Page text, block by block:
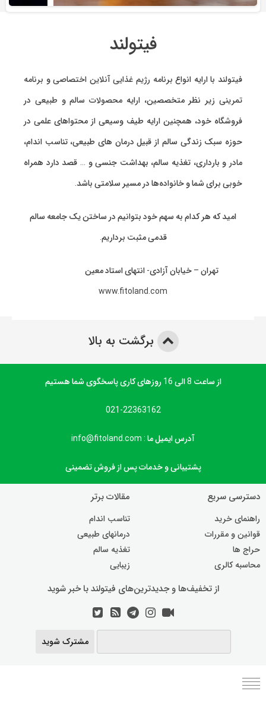
فیتولند
فیتولند با ارایه انواع برنامه رژیم غذایی آنلاین اختصاصیو برنامه
تمرینیزیر نظر متخصصین، ارایه محصولات سالم و طبیعی در
فروشگاه خود، همچنین ارایه طیف وسیعی از محتواهای علمی در
حوزه سبک زندگی سالم از قبیل درمان های طبیعی، تناسب اندام،
مادر و بارداری، تغذیه سالم، بهداشت جنسی و … قصد دارد همراه
خوبی برای شما و خانواده‌ها در مسیر سلامتی باشد.
امید که هر کدام به سهم خود بتوانیم در ساختن یک جامعه سالم
قدمی مثبت برداریم.
تهران – خیابان آزادی- انتهای استاد معین
www.fitoland.com
برگشت به بالا
از ساعت 8 الی 16 روزهای کاری پاسخگوی شما هستیم
021-22363162
آدرس ایمیل ما : info@fitoland.com
پشتیبانی و خدمات پس از فروش تضمینی
دسترسی سریع
راهنمای خرید
قوانین و مقررات
حراج ها
محاسبه کالری
مقالات برتر
تناسب اندام
درمانهای طبیعی
تغذیه سالم
زیبایی
از تخفیف‌ها و جدیدترین‌های فیتولند با خبر شوید
مشترک شوید